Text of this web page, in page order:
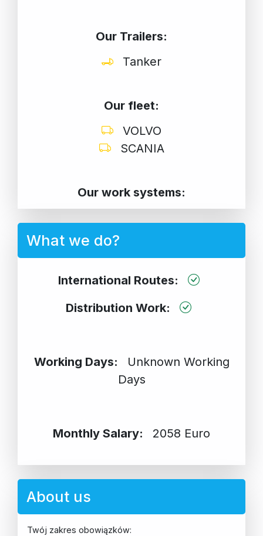
Our Trailers:
Tanker
Our fleet:
VOLVO
SCANIA
Our work systems:
What we do?
International Routes:
Distribution Work:
Working Days:
Unknown Working
Days
Monthly Salary: 2058 Euro
About us
Twój zakres obowiązków: